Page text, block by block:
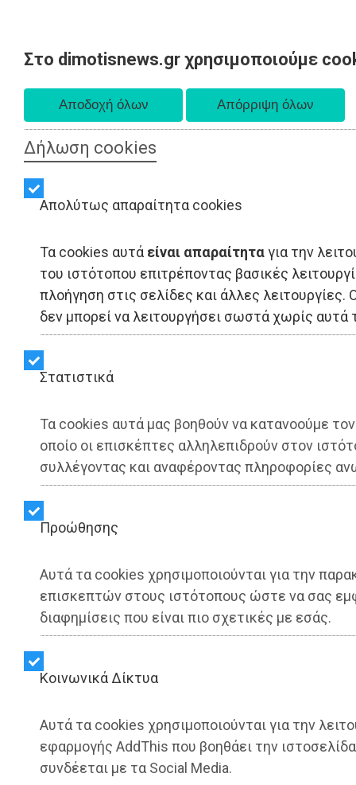
Στο dimotisnews.gr χρησιμοποιούμε
Δήλωση cookies
Απολύτως απαραίτητα cookies
Τα cookies αυτά είναι απαραίτηταγια την
του ιστότοπου επιτρέποντας βασικές
πλοήγηση στις σελίδες και άλλες λειτουργίες.
δεν μπορεί να λειτουργήσει σωστά χωρίς αυτά
Στατιστικά
Τα cookies αυτά μας βοηθούν να κατανοούμε
οποίο οι επισκέπτες αλληλεπιδρούν στον
συλλέγοντας και αναφέροντας πληροφορίες
Προώθησης
Αυτά τα cookies χρησιμοποιούνται για την
επισκεπτών στους ιστότοπους ώστε να σας
διαφημίσεις που είναι πιο σχετικές με εσάς.
Kοινωνικά Δίκτυα
Αυτά τα cookies χρησιμοποιούνται για την
εφαρμογής AddThis που βοηθάει την
συνδέεται με τα Social Media.
Α. 6:35 πμ - Δ. 8:25 μμ
ΑΥΤΟΔΙΟΙΚΗΣΗ - Αθήνα
Απόκριες στην Αθήνα: Με
ξεφάντωμα, παραδοσιακά
έθιμα και δράσεις για τα
παιδιά - Το πρόγραμμα
εκδηλώσεων
Share:
Dimotisnews | 04/02/2026 - 12:49
▶️ Ακούστε το κείμενο